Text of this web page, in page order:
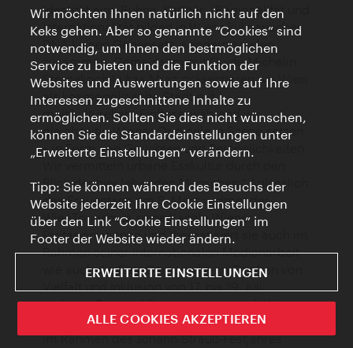
Identität eine Bühne. Kettner: „Regionalität und
Internationalität bilden in Wiens kulinarischer
DNA keinen Gegensatz, sondern spielen
zusammen. Gemeinsam mit Guide Michelin
Sternekoch Lukas Mraz präsentieren wir Wien
als kosmopolitische Stadt mit
multikulturellem Einfluss, während wir
gleichzeitig Wiener Originale in Szene setzen
– in Form von Gerichten und Persönlichkeiten.
Blick der hier lebenden Menschen.“ Anlässlich
des Frauentags am 8. März widmet der
WienTourismus seine Kanäle Wiener
Protagonistinnen und thematisiert sie auch im
Rahmen seiner internationalen Medienarbeit –
wie auch die EuroGames, die im Zeichen von
mehrere Tausend Sportler:innen nach Wien
bringen. Vorbereitungsarbeiten zu Aktivitäten
im Rahmen des Johann-Strauß-Festjahres
Wir möchten Ihnen natürlich nicht auf den
Keks gehen. Aber so genannte “Cookies” sind
notwendig, um Ihnen den bestmöglichen
Service zu bieten und die Funktion der
Websites und Auswertungen sowie auf Ihre
Interessen zugeschnittene Inhalte zu
ermöglichen. Sollten Sie dies nicht wünschen,
können Sie die Standardeinstellungen unter
„Erweiterte Einstellungen“ verändern.
Tipp: Sie können während des Besuchs der
Website jederzeit Ihre Cookie Einstellungen
über den Link “Cookie Einstellungen” im
Footer der Website wieder ändern.
ERWEITERTE EINSTELLUNGEN
ALLE COOKIES AKZEPTIEREN